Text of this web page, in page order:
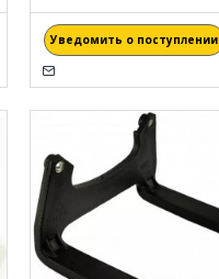
Уведомить о поступлении